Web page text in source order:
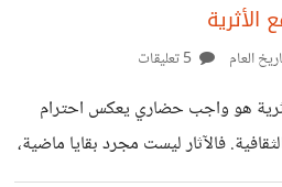
الأثرية
العام
هو واجب حضاري يعكس احترام
فالآثار ليست مجرد بقايا ماضية،
الإنساني ومسيرة الحضارات.